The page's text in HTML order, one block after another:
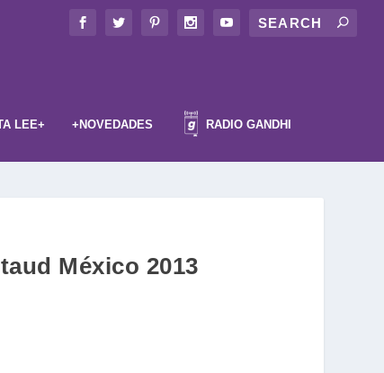
LEE+ +NOVEDADES RADIO GANDHI
México 2013